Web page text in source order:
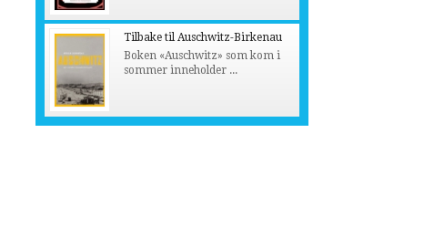
Tilbake til Auschwitz-Birkenau
Boken «Auschwitz» som kom i
sommer inneholder ...